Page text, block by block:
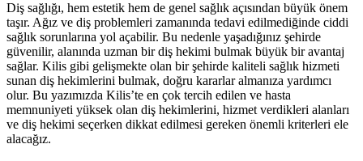
Diş sağlığı, hem estetik hem de genel sağlık açısından büyük önem
taşır. Ağız ve diş problemleri zamanında tedavi edilmediğinde ciddi
sağlık sorunlarına yol açabilir. Bu nedenle yaşadığınız şehirde
güvenilir, alanında uzman bir diş hekimi bulmak büyük bir avantaj
sağlar. Kilis gibi gelişmekte olan bir şehirde kaliteli sağlık hizmeti
sunan diş hekimlerini bulmak, doğru kararlar almanıza yardımcı
olur. Bu yazımızda Kilis’te en çok tercih edilen ve hasta
memnuniyeti yüksek olan diş hekimlerini, hizmet verdikleri alanları
ve diş hekimi seçerken dikkat edilmesi gereken önemli kriterleri ele
alacağız.